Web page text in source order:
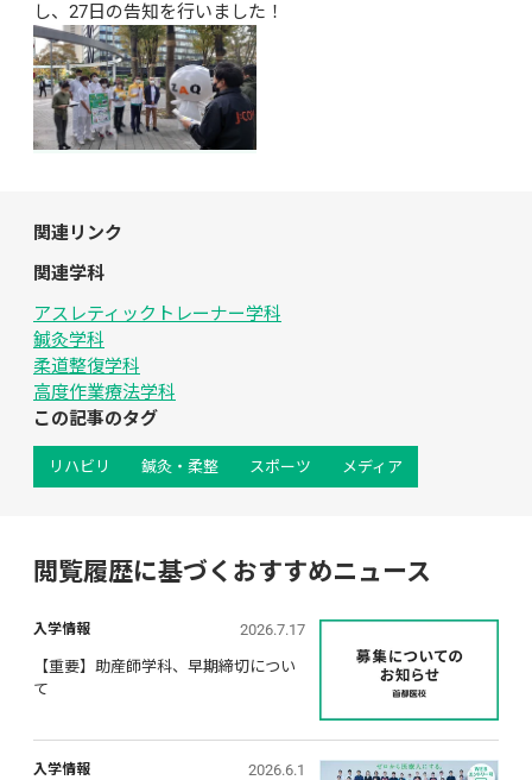
し、27日の告知を行いました！
関連リンク
関連学科
アスレティックトレーナー学科
鍼灸学科
柔道整復学科
高度作業療法学科
この記事のタグ
リハビリ 鍼灸・柔整 スポーツ メディア
閲覧履歴に基づくおすすめニュース
入学情報 2026.7.17
【重要】助産師学科、早期締切につい
て
入学情報 2026.6.1